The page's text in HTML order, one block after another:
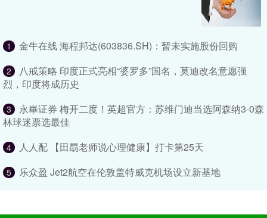
1 金牛在线 海程邦达(603836.SH)：暂未实施股份回购
2
八戒策略 印度正式亮相“婆罗多”国名，莫迪改名意愿强
烈，印度将成历史
3
永崋证券 梅开二度！英超官方：苏维门迪当选阿森纳3-0森
林球迷票选最佳
4 人人配 【田勗老师说心理健康】打卡第25天
5 乐众盈 Jet2航空在伦敦盖特威克机场设立新基地